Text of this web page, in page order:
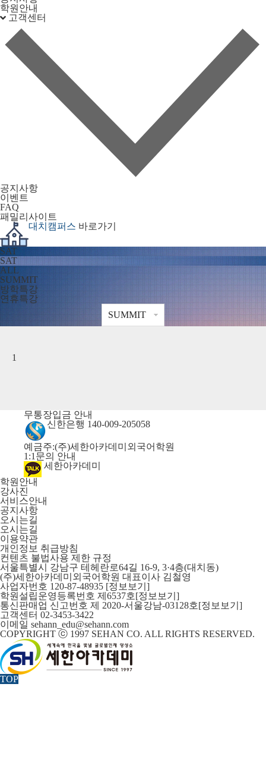
학원안내
고객센터
공지사항
이벤트
FAQ
패밀리사이트
대치캠퍼스 바로가기
SAT
SAT
ALL
SUMMIT
방학특강
연휴특강
1
무통장입금 안내
신한은행 140-009-205058
예금주:(주)세한아카데미외국어학원
1:1문의 안내
세한아카데미
학원안내
강사진
서비스안내
공지사항
오시는길
오시는길
이용약관
개인정보 취급방침
컨텐츠 불법사용 제한 규정
서울특별시 강남구 테헤란로64길 16-9, 3·4층(대치동)
(주)세한아카데미외국어학원 대표이사 김철영
사업자번호 120-87-48935 [정보보기]
학원설립운영등록번호 제6537호[정보보기]
통신판매업 신고번호 제 2020-서울강남-03128호[정보보기]
고객센터 02-3453-3422
이메일 sehann_edu@sehann.com
COPYRIGHT ⓒ 1997 SEHAN CO. ALL RIGHTS RESERVED.
TOP